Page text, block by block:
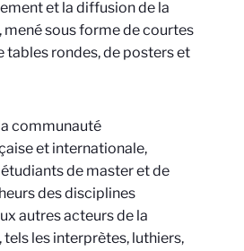
et la diffusion de la
sous forme de courtes
tables rondes, de posters et
communauté
et internationale,
de master et de
des disciplines
autres acteurs de la
les interprètes, luthiers,